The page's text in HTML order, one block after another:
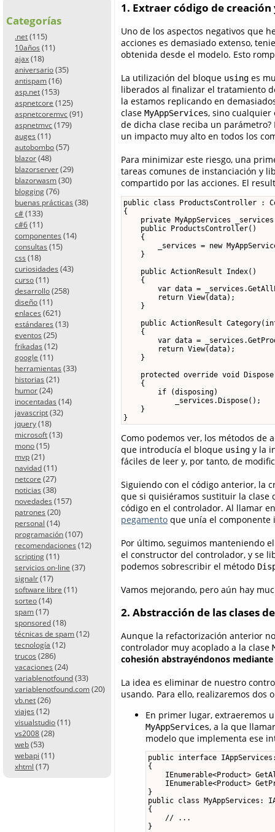
Categorías
.net (115)
10años (11)
ajax (18)
aniversario (35)
antispam (16)
asp.net (153)
aspnetcore (125)
aspnetcoremvc (91)
aspnetmvc (179)
auges (11)
autobombo (57)
blazor (48)
blazorserver (29)
blazorwasm (30)
blogging (76)
buenas prácticas (38)
c# (133)
c#6 (11)
componentes (14)
consultas (15)
css (18)
curiosidades (43)
curso (11)
desarrollo (258)
diseño (11)
enlaces (621)
estándares (13)
eventos (25)
frikadas (12)
google (11)
herramientas (33)
historias (21)
humor (24)
inocentadas (14)
javascript (32)
jquery (18)
microsoft (13)
mono (15)
mvp (21)
navidad (11)
netcore (27)
noticias (38)
novedades (157)
patrones (20)
personal (14)
programación (107)
recomendaciones (12)
scripting (11)
servicios on-line (37)
signalr (17)
software libre (11)
sorteo (14)
spam (17)
sponsored (18)
técnicas de spam (12)
tecnología (12)
trucos (286)
vacaciones (24)
variablenotfound (33)
variablenotfound.com (20)
vb.net (26)
viajes (12)
visualstudio (11)
vs2008 (28)
web (53)
webapi (11)
xhtml (17)
1. Extraer código de
Uno de los aspectos negativos que
acciones es demasiado extenso,
obtenida desde el modelo. Esto
La utilización del bloque using es
liberados al finalizar el tratamiento
la estamos replicando en
clase MyAppServices, sino cualquier
de dicha clase reciba un
un impacto muy alto en todos los
Para minimizar este riesgo, una
tareas comunes de instanciación y
compartido por las acciones. El
public class ProductsController :
{
private MyAppServices
    public ProductsController()
    {
_services = new
    }
    public ActionResult Index()
    {
var data =
        return View(data);
    }
public ActionResult
    {
var data =
        return View(data);
    }
protected override void
    {
        if (disposing)
            _services.Dispose();
    }
}
Como podemos ver, los métodos de
que introducía el bloque using y la
fáciles de leer y, por tanto, de
Siguiendo con el código anterior, la
que si quisiéramos sustituir la clase
código en el controlador. Al llamar
pegamento que unía el componente
Por último, seguimos manteniendo
el constructor del controlador, y se
podemos sobrescribir el método
Vamos mejorando, pero aún hay
2. Abstracción de las clases
Aunque la refactorización anterior
controlador muy acoplado a la clase
cohesión abstrayéndonos
La idea es eliminar de nuestro
usando. Para ello, realizaremos dos
En primer lugar, extraeremos
MyAppServices, a la que
modelo que implementa ese
public interface
{
IEnumerable<Product>
IEnumerable<Product>
}
public class MyAppServices:
{
    // ...
}